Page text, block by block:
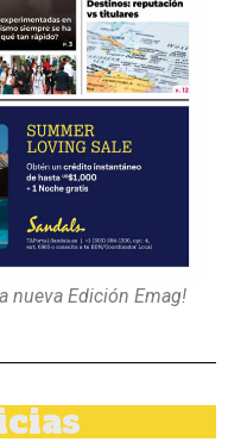
nueva Edición Emag!